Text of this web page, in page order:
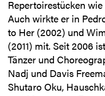
Repertoirestücken
Auch wirkte er in
to Her (2002) und
(2011) mit. Seit 2006
Tänzer und
Nadj und Davis
Shutaro Oku,